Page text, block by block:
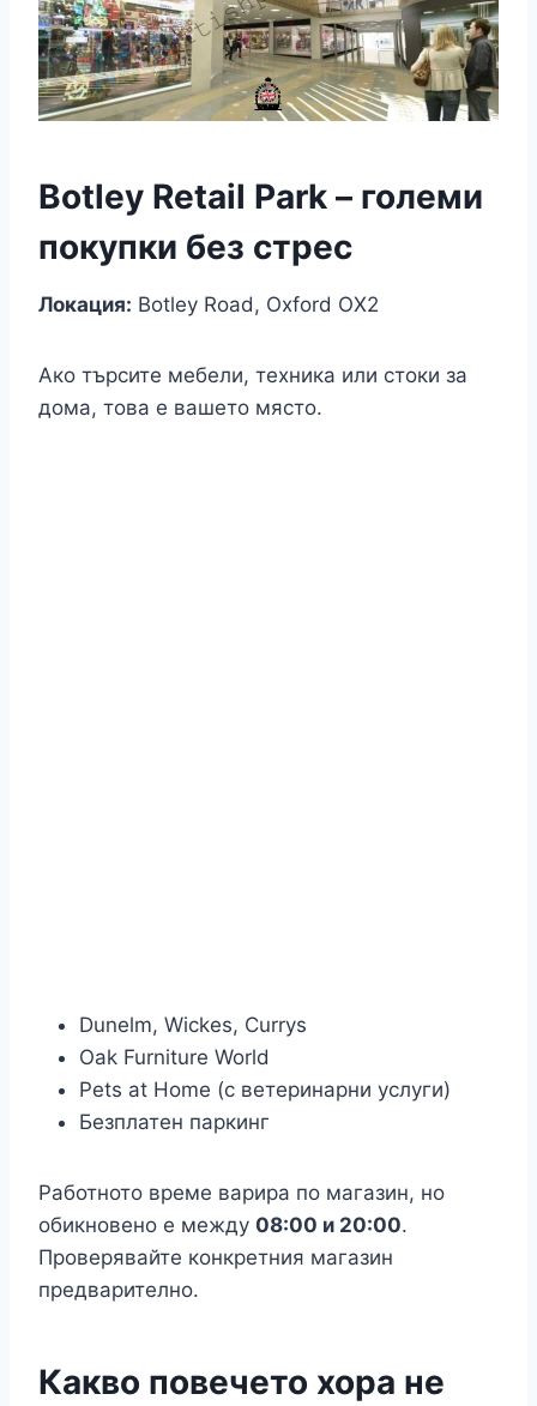
Botley Retail Park – големи
покупки без стрес
Локация: Botley Road, Oxford OX2
Ако търсите мебели, техника или стоки за
дома, това е вашето място.
Dunelm, Wickes, Currys
Oak Furniture World
Pets at Home (с ветеринарни услуги)
Безплатен паркинг
Работното време варира по магазин, но
обикновено е между 08:00 и 20:00.
Проверявайте конкретния магазин
предварително.
Какво повечето хора не